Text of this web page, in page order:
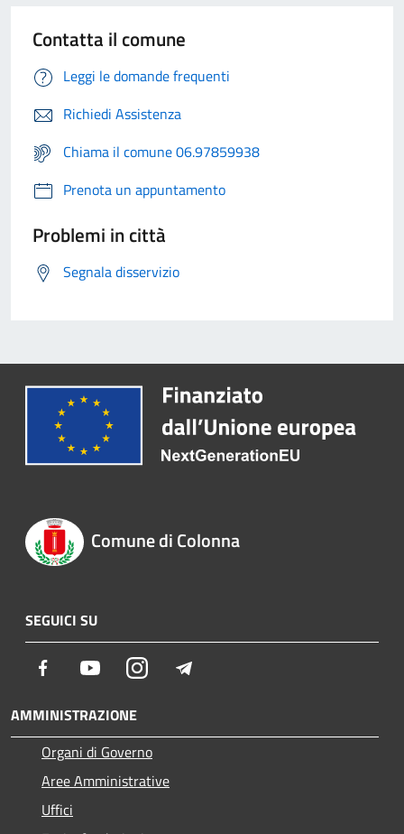
Contatta il comune
Leggi le domande frequenti
Richiedi Assistenza
Chiama il comune 06.97859938
Prenota un appuntamento
Problemi in città
Segnala disservizio
Comune di Colonna
SEGUICI SU
Facebook YoutubeInstagram
AMMINISTRAZIONE
Organi di Governo
Aree Amministrative
Uffici